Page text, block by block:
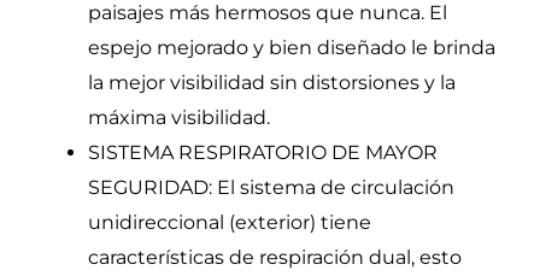
paisajes más hermosos que nunca. El
espejo mejorado y bien diseñado le brinda
la mejor visibilidad sin distorsiones y la
máxima visibilidad.
SISTEMA RESPIRATORIO DE MAYOR
SEGURIDAD: El sistema de circulación
unidireccional (exterior) tiene
características de respiración dual, esto